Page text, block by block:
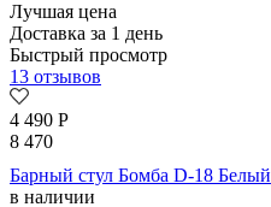
Лучшая цена
Доставка за 1 день
Быстрый просмотр
13 отзывов
4 490 Р
8 470
Барный стул Бомба D-18 Белый
в наличии